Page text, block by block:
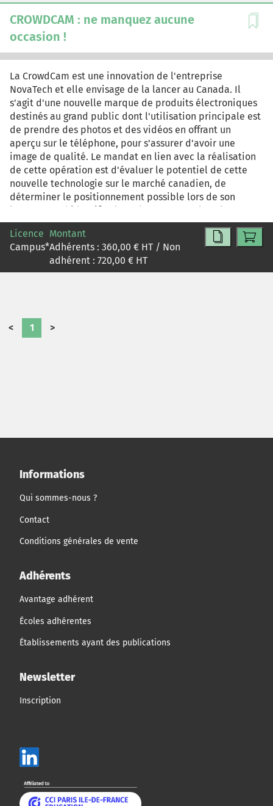
CROWDCAM : ne manquez aucune
occasion !
La CrowdCam est une innovation de l'entreprise
NovaTech et elle envisage de la lancer au Canada. Il
s'agit d'une nouvelle marque de produits électroniques
destinés au grand public dont l'utilisation principale est
de prendre des photos et des vidéos en offrant un
aperçu sur le téléphone, pour s'assurer d'avoir une
image de qualité. Le mandat en lien avec la réalisation
de cette opération est d'évaluer le potentiel de cette
nouvelle technologie sur le marché canadien, de
déterminer le positionnement possible lors de son
lancement, d'identifier le ou les segments les plus
appropriés et la meilleure façon de les atteindre avec
des ressources limitées ainsi que de développer un plan
de marketing opérationnel complet et réaliste.
Licence
Campus*
Montant
Adhérents : 360,00 € HT / Non
adhérent : 720,00 € HT
< 1 >
Informations
Qui sommes-nous ?
Contact
Conditions générales de vente
Adhérents
Avantage adhérent
Écoles adhérentes
Établissements ayant des publications
Newsletter
Inscription